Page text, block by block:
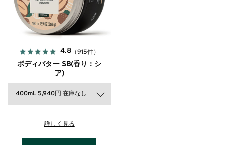
4.8（915件）
ボディバター SB(香り：シ
ア)
400mL 5,940円 在庫なし
詳しく見る